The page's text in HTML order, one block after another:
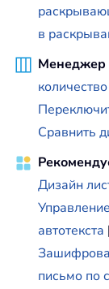
в
Менеджер
Сравнить
Дизайн
автотекста
письмо по